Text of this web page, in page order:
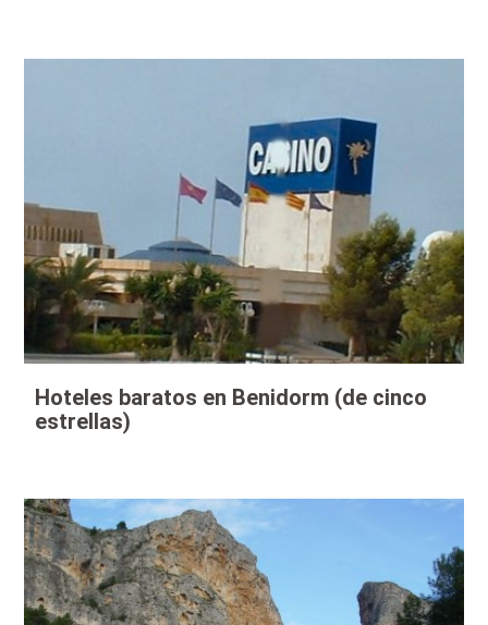
Hoteles baratos en Benidorm (de cinco
estrellas)